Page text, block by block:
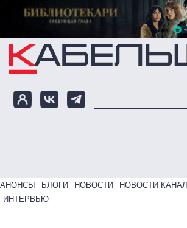
Перейти к основному содержанию
Primary links bottom
АНОНСЫ БЛОГИ НОВОСТИ НОВОСТИ
ИНТЕРВЬЮ